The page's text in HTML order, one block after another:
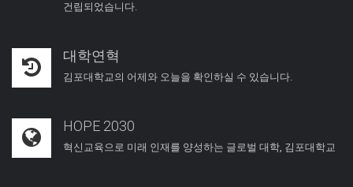
건립되었습니다.
대학연혁
김포대학교의 어제와 오늘을 확인하실 수 있습니다.
HOPE 2030
혁신교육으로 미래 인재를 양성하는 글로벌 대학, 김포대학교